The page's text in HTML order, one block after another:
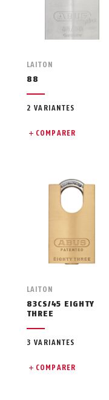
LAITON
88
2 VARIANTES
COMPARER
LAITON
83CS/45 EIGHTY
THREE
3 VARIANTES
COMPARER